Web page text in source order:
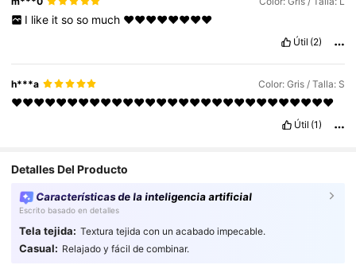
I like it so so much ❤️❤️❤️❤️❤️❤️❤️❤️
Útil (2)
h***a Color: Gris / Talla: S
❤️❤️❤️❤️❤️❤️❤️❤️❤️❤️❤️❤️❤️❤️❤️❤️❤️❤️❤️❤️❤️❤️❤️❤️❤️❤️❤️❤️❤️
Útil (1)
Detalles Del Producto
Características de la inteligencia artificial
Escrito basado en detalles
Tela tejida: Textura tejida con un acabado impecable.
Casual: Relajado y fácil de combinar.
4.81 72K Seguidores